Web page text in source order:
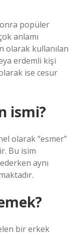
popüler
anlamı
olarak kullanılan
erdemli kişi
ise cesur
ismi?
olarak “esmer”
Bu isim
aynı
bir erkek